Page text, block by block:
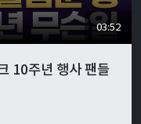
03:52
10주년 행사 팬들